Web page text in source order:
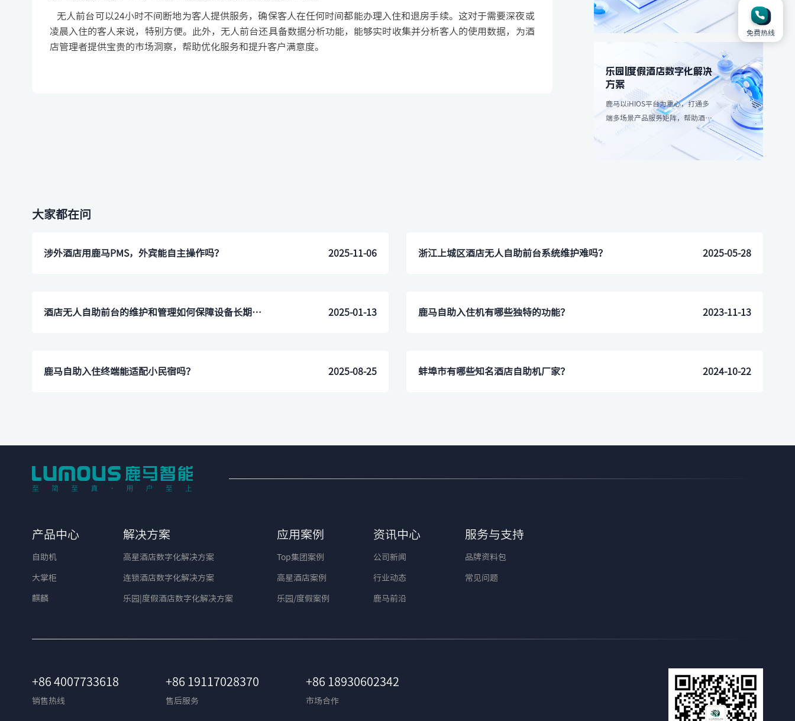
无人前台可以24小时不间断地为客人提供服务，确保客人在任何时间都能办理入住和退房手续。这对于需要深夜或
凌晨入住的客人来说，特别方便。此外，无人前台还具备数据分析功能，能够实时收集并分析客人的使用数据，为酒
店管理者提供宝贵的市场洞察，帮助优化服务和提升客户满意度。
成本。
乐园|度假酒店数字化解决
方案
鹿马以iHIOS平台为重心，打通多
端多场景产品服务矩阵，帮助酒店
减轻高峰团客分流，带来更愉悦服
大家都在问
涉外酒店用鹿马PMS，外宾能自主操作吗？ 2025-11-06 浙江上城区酒店无人自助前台系统维护难吗？ 2025-05-28
酒店无人自助前台的维护和管理如何保障设备长期稳定运行？ 2025-01-13 鹿马自助入住机有哪些独特的功能？ 2023-11-13
鹿马自助入住终端能适配小民宿吗？ 2025-08-25 ​蚌埠市有哪些知名酒店自助机厂家？ 2024-10-22
产品中心
自助机
大掌柜
麒麟
解决方案
高星酒店数字化解决方案
连锁酒店数字化解决方案
乐园|度假酒店数字化解决方案
应用案例
Top集团案例
高星酒店案例
乐园/度假案例
资讯中心
公司新闻
行业动态
鹿马前沿
服务与支持
品牌资料包
常见问题
+86 4007733618
销售热线
+86 19117028370
售后服务
+86 18930602342
市场合作
免费热线